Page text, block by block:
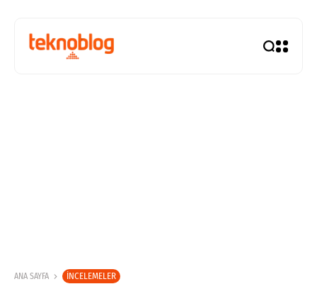
ANA SAYFA İNCELEMELER